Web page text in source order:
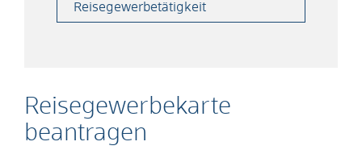
Reisegewerbekarte
beantragen
Reisegewerbetätigkeit